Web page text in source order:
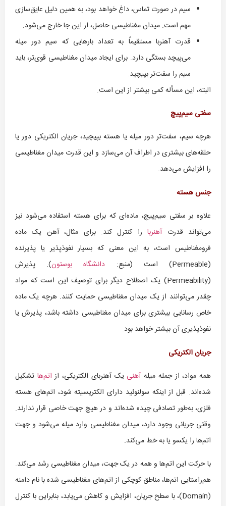
سیم در صورت تماس، داغ خواهد بود، به همین دلیل عایق‌سازی
مهم است. میدان مغناطیسی حاصل، از این جا خارج می‌شود.
قدرت آهنربا مستقیماً به تعداد بارهایی که سیم دور میله
می‌پیچد بستگی دارد. برای ایجاد میدان مغناطیسی قوی‌تر، باید
سیم را سفت‌تر بپیچید.
البته، این مسأله کمی بیشتر از این است.
سفتی سیم‌پیچ
هرچه سیم، سفت‌تر دور میله یا هسته بپیچید، جریان الکتریکی دور یا
حلقه‌های بیشتری در اطراف آن می‌سازد و این قدرت میدان مغناطیسی
را افزایش می‌دهد.
جنس هسته
علاوه بر سفتی سیم‌پیچ، ماده‌ای که برای هسته استفاده می‌شود نیز
می‌تواند قدرتآهنربارا کنترل کند. برای مثال، آهن یک ماده
فرومغناطیس است، به این معنی که بسیار نفوذپذیر یا پذیرنده
(Permeable) است (منبع:
دانشگاه بوستون). پذیرش
(Permeability) یک اصطلاح دیگر برای توصیف این است که مواد
چقدر می‌توانند از یک میدان مغناطیسی حمایت کنند. هرچه یک ماده
خاص رسانایی بیشتری برای میدان مغناطیسی داشته باشد، پذیرش یا
نفوذپذیری آن بیشتر خواهد بود.
جریان الکتریکی
همه مواد، از جمله میلهآهنی یک آهنربای الکتریکی، از اتم‌ها تشکیل
شده‌اند. قبل از اینکه سولنوئید دارای الکتریسیته شود، اتم‌های هسته
فلزی، به‌طور تصادفی چیده‌ شده‌اند و در هیچ جهت خاصی قرار ندارند.
وقتی جریانی وجود دارد، میدان مغناطیسی وارد میله می‌شود و جهت
اتم‌ها را یکسو یا به خط می‌کند.
با حرکت این اتم‌ها و همه در یک جهت، میدان مغناطیسی رشد می‌کند.
هم‌راستایی اتم‌ها، مناطق کوچکی از اتم‌های مغناطیسی شده با نام دامنه
(Domain)، با سطح جریان، افزایش و کاهش می‌یابد، بنابراین با کنترل